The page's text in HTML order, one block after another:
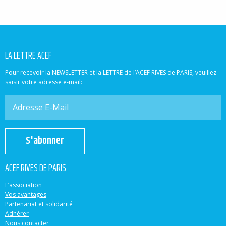
LA LETTRE ACEF
Pour recevoir la NEWSLETTER et la LETTRE de l’ACEF RIVES de PARIS, veuillez
saisir votre adresse e-mail:
S'abonner
ACEF RIVES DE PARIS
L’association
Vos avantages
Partenariat et solidarité
Adhérer
Nous contacter